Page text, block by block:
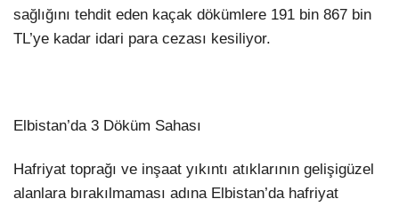
sağlığını tehdit eden kaçak dökümlere 191 bin 867 bin
TL’ye kadar idari para cezası kesiliyor.
Elbistan’da 3 Döküm Sahası
Hafriyat toprağı ve inşaat yıkıntı atıklarının gelişigüzel
alanlara bırakılmaması adına Elbistan’da hafriyat